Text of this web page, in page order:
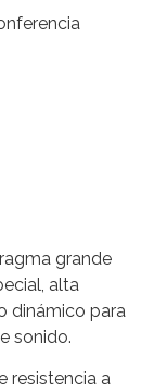
grande
alta
dinámico para
sonido.
resistencia a